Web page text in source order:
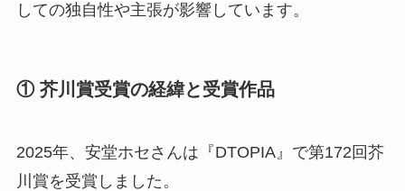
しての独自性や主張が影響しています。
① 芥川賞受賞の経緯と受賞作品
2025年、安堂ホセさんは『DTOPIA』で第172回芥
川賞を受賞しました。